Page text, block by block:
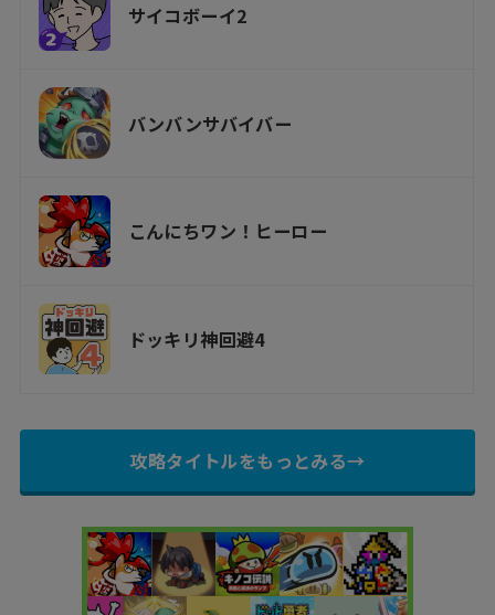
サイコボーイ2
バンバンサバイバー
こんにちワン！ヒーロー
ドッキリ神回避4
攻略タイトルをもっとみる→